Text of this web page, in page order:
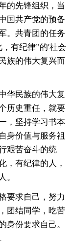
的先锋组织，当
国共产党的预备
。共青团的任务
有纪律”的'社会
族的伟大复兴而
华民族的伟大复
历史重任，就要
，坚持学习书本
身价值与服务祖
艰苦奋斗的统
，有纪律的人，
。
要求自己，努力
团结同学，吃苦
身份要求自己。